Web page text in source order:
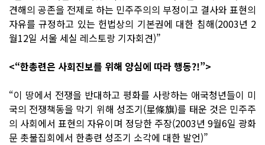
견해의 공존을 전제로 하는 민주주의의 부정이고 결사와 표현의
자유를 규정하고 있는 헌법상의 기본권에 대한 침해(2003년 2
월12일 서울 세실 레스토랑 기자회견)”
<“한총련은 사회진보를 위해 양심에 따라 행동?!”>
“이 땅에서 전쟁을 반대하고 평화를 사랑하는 애국청년들이 미
국의 전쟁책동을 막기 위해 성조기(星條旗)를 태운 것은 민주주
의 사회에서 표현의 자유이며 정당한 주장(2003년 9월6일 광화
문 촛불집회에서 한총련 성조기 소각에 대한 발언)”